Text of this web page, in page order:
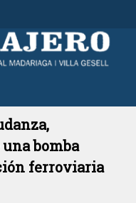
bomba
ferroviaria